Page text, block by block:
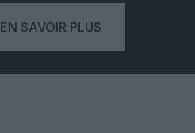
EN SAVOIR PLUS